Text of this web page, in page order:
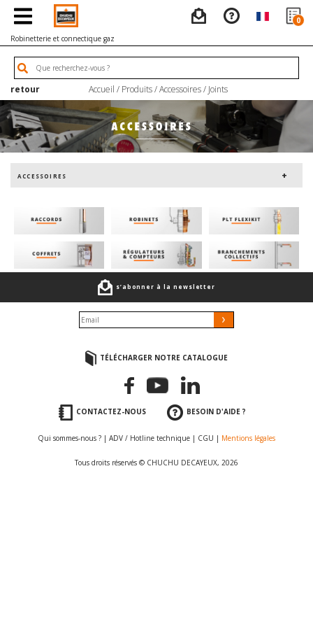
0
Robinetterie et connectique gaz
retour Accueil / Produits/Accessoires/ Joints
ACCESSOIRES
s’abonner à la newsletter
TÉLÉCHARGER NOTRE CATALOGUE
CONTACTEZ-NOUS BESOIN D'AIDE ?
Qui sommes-nous ? | ADV / Hotline technique | CGU | Mentions légales
Tous droits réservés © CHUCHU DECAYEUX, 2026